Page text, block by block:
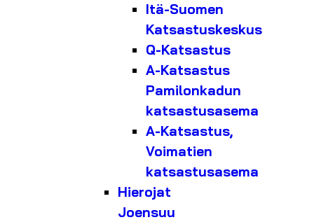
Itä-Suomen
Katsastuskeskus
Q-Katsastus
A-Katsastus
Pamilonkadun
katsastusasema
A-Katsastus,
Voimatien
katsastusasema
Hierojat
Joensuu